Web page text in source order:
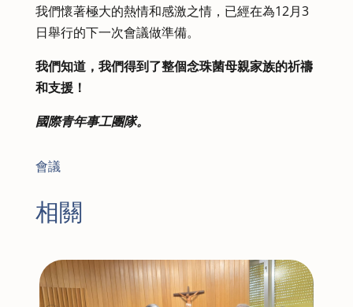
我們懷著極大的熱情和感激之情，已經在為12月3
日舉行的下一次會議做準備。
我們知道，我們得到了整個念珠菌母親家族的祈禱
和支援！
國際青年事工團隊。
會議
相關